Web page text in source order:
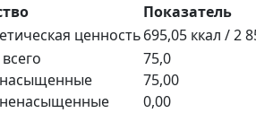
Показатель
ценность695,05 ккал / 2
насыщенные
ненасыщенные
75,0
75,00
0,00